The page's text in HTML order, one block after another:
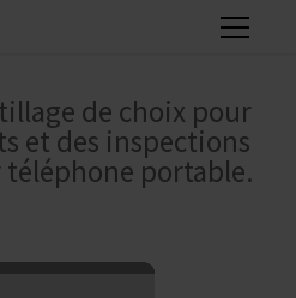
de choix pour
et des inspections
portable.